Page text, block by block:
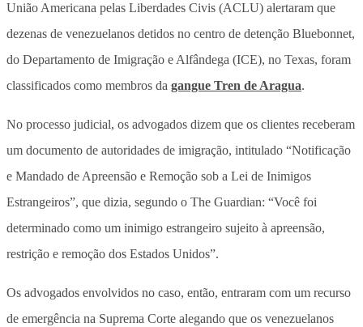
União Americana pelas Liberdades Civis (ACLU) alertaram que
dezenas de venezuelanos detidos no centro de detenção Bluebonnet,
do Departamento de Imigração e Alfândega (ICE), no Texas, foram
classificados como membros da gangue Tren de Aragua.
No processo judicial, os advogados dizem que os clientes receberam
um documento de autoridades de imigração, intitulado “Notificação
e Mandado de Apreensão e Remoção sob a Lei de Inimigos
Estrangeiros”, que dizia, segundo o The Guardian: “Você foi
determinado como um inimigo estrangeiro sujeito à apreensão,
restrição e remoção dos Estados Unidos”.
Os advogados envolvidos no caso, então, entraram com um recurso
de emergência na Suprema Corte alegando que os venezuelanos